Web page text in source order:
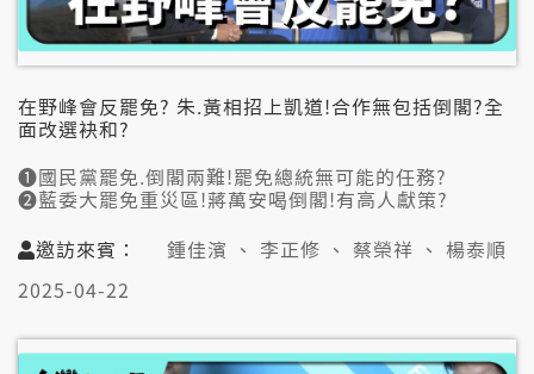
在野峰會反罷免? 朱.黃相招上凱道!合作無包括倒閣?全
面改選袂和?
➊國民黨罷免.倒閣兩難!罷免總統無可能的任務?
➋藍委大罷免重災區!蔣萬安喝倒閣!有高人獻策?
👤邀訪來賓:
鍾佳濱（民進黨屏東縣立委）
蔡榮祥（中正大學政治學系教授）
楊泰順（中國文化大學政治學系退休教授）
邀訪來賓：
鍾佳濱 、 李正修 、 蔡榮祥 、 楊泰順
2025-04-22